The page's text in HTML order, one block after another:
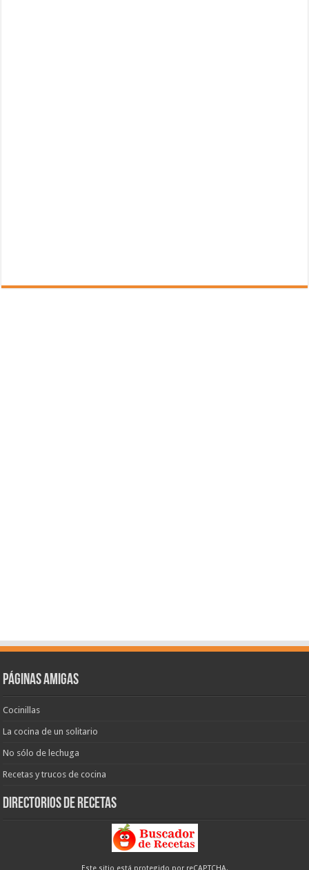
Páginas amigas
Cocinillas
La cocina de un solitario
No sólo de lechuga
Recetas y trucos de cocina
Directorios de recetas
Este sitio está protegido por reCAPTCHA.